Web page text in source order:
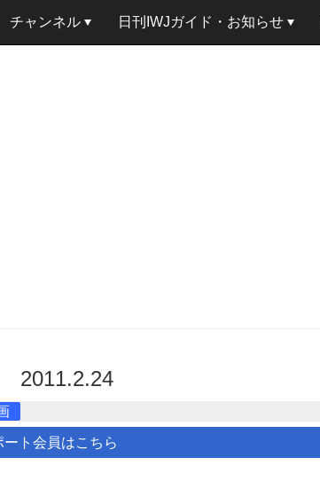
チャンネル 日刊IWJガイド・お知らせ
2011.2.24
ト会員はこちら